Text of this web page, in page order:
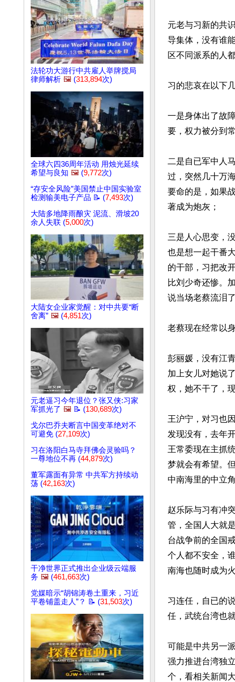
法轮功大游行中共雇人举牌搅局
律师解析 🖼️ (313,894次)
全球六四36周年活动 用烛光延续
希望与良知 🖼️ (9,772次)
“存安全风险”美国禁止中国实验室
检测输美电子产品 📝 (7,493次)
大陆多地降雨酿灾 泥流、滑坡20
余人失联 (5,000次)
大陆女企业家觉醒：对中共要“断
舍离” 🖼️ (4,851次)
元老逼习今年退位？张又侠:习家
军抓光了 🖼️ 📝 (130,689次)
戈尔巴乔夫断言中国变革绝对不
可避免 (27,109次)
习在洛阳白马寺拜佛会灵验吗？
一尊地位不再 (44,879次)
董军露面有异常 中共军方持续动
荡 (42,163次)
干净世界正式推出企业级云端服
务 🖼️ (461,663次)
党媒暗示“胡锦涛卷土重来，习近
平卷铺盖走人”？ 📝 (31,503次)
元老与习新的共
导集体，没有谁
区不同派系的人
习的悲哀在以下
一是身体出了故
要，权力被分到
二是自已军中人
过，突然几十万
要命的是，如果
著成为炮灰；
三是人心思变，
也是想一起干番
的干部，习把改
比刘少奇还惨。
说当场老蔡流泪
老蔡现在经常以
彭丽媛，没有江
加上女儿对她说
权，她不干了，
王沪宁，对习也
发现没有，去年
王常委现在主抓
梦就会有希望。
中南海里的中立角
赵乐际与习有冲
管，全国人大就
台战争前的全国
个人都不安全，
南海也随时成为火
习连任，自已的
任，武统台湾也
可能是中共另一
强力推进台湾独
个，看相关新闻